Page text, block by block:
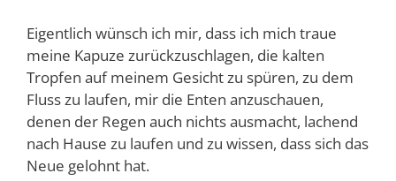
Eigentlich wünsch ich mir, dass ich mich traue
meine Kapuze zurückzuschlagen, die kalten
Tropfen auf meinem Gesicht zu spüren, zu dem
Fluss zu laufen, mir die Enten anzuschauen,
denen der Regen auch nichts ausmacht, lachend
nach Hause zu laufen und zu wissen, dass sich das
Neue gelohnt hat.